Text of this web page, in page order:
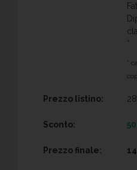
*
*
Prezzo listino:
Sconto:
Prezzo finale: